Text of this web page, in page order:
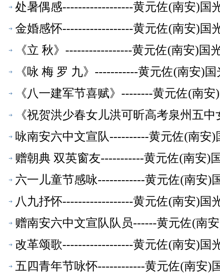
处暑偶感------------------黄元佐(南安)国
金婚感怀------------------黄元佐(南安)国
《立 秋》-----------------黄元佐(南安)国
《咏 梅 罗 九》-----------黄元佐(南安)
《八一建军节喜赋》--------黄元佐(南
《祝贺洪少春女儿洪可昕高考泉州五
师【校友文萃】
咏南安六中文宣队----------黄元佐(南安
赠朝典 双英窗友-----------黄元佐(南安)
六一儿童节感咏------------黄元佐(南安)
八九抒怀------------------黄元佐(南安)国
赠南安六中文宣队队员------黄元佐(南
改革颂歌------------------黄元佐(南安)国
五四青年节咏怀------------黄元佐(南安)